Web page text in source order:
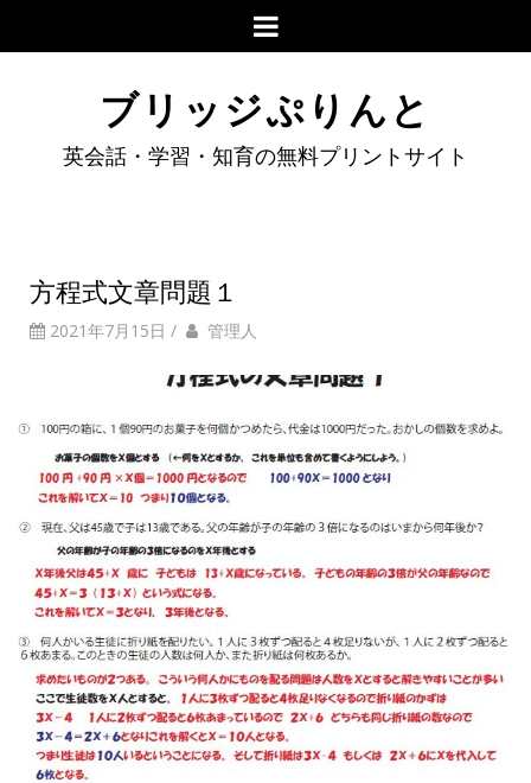
ブリッジぷりんと
英会話・学習・知育の無料プリントサイト
方程式文章問題１
2021年7月15日 / 管理人